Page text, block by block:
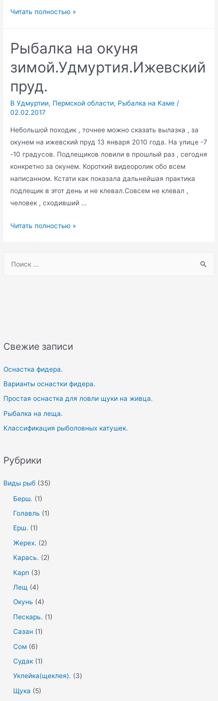
o
Свежие записи
Оснастка фидера.
Варианты оснастки фидера.
Простая оснастка для ловли щуки на живца.
Рыбалка на леща.
Классификация рыболовных катушек.
Рубрики
Виды рыб (35)
Берш. (1)
Голавль (1)
Ерш. (1)
Жерех. (2)
Карась. (2)
Карп (3)
Лещ (4)
Окунь (4)
Пескарь. (1)
Сазан (1)
Сом (6)
Судак (1)
Уклейка(щеклея). (3)
Щука (5)
Путешествие
,на
Читать полностью »
Рыбалка на окуня
зимой.Удмуртия.Ижевский
пруд.
В Удмуртии, Пермской области, Рыбалка на Каме /
02.02.2017
Небольшой походик , точнее можно сказать вылазка , за
окунем на ижевский пруд 13 января 2010 года. На улице -7
-10 градусов. Подлещиков ловили в прошлый раз , сегодня
конкретно за окунем. Короткий видеоролик обо всем
написанном. Кстати как показала дальнейшая практика
подлещик в этот день и не клевал.Совсем не клевал ,
человек , сходивший …
Рыбалка
зимой.Удмуртия.Ижевский
Читать полностью »